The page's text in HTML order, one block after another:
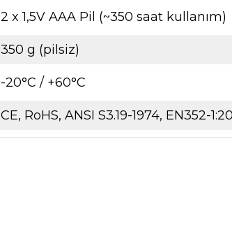
2 x 1,5V AAA Pil (~350 saat kullanım)
350 g (pilsiz)
-20°C / +60°C
CE, RoHS, ANSI S3.19-1974, EN352-